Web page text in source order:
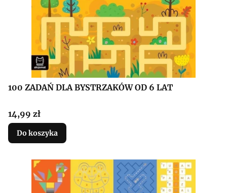
100 ZADAŃ DLA BYSTRZAKÓW OD 6 LAT
Cena
14,99 zł
Do koszyka